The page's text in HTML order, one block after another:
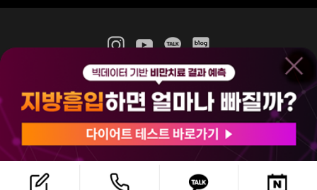
365mc 병·의원 이용약관
홈페이지 이용약관
비급여진료수가
(주)365mcㅣ서울특별시 서초구 서초대로52길 7, 3~4층(서초동, 제일빌딩)
120-87-04354ㅣ김남철
COPYRIGHT(C) 2025 365mc. ALL RIGHTS RESERVED.